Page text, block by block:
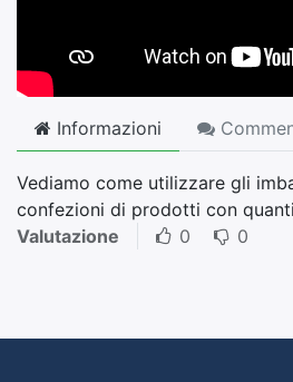
Informazioni
Vediamo come utilizzare gli
confezioni di prodotti con
Valutazione
0 0